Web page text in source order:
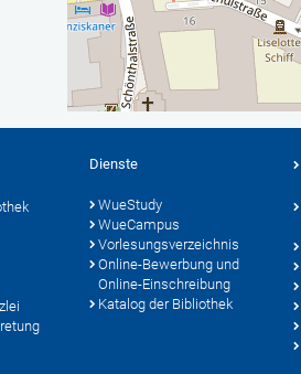
Dienste
WueStudy
WueCampus
Vorlesungsverzeichnis
Online-Bewerbung und
Online-Einschreibung
Katalog der Bibliothek